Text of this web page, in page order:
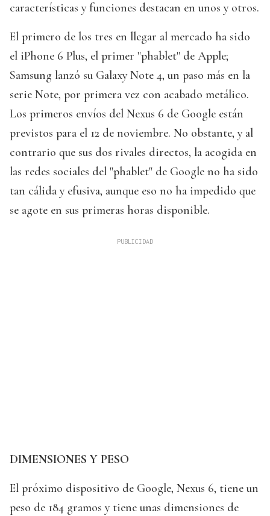
características y funciones destacan en unos y otros.
El primero de los tres en llegar al mercado ha sido
el iPhone 6 Plus, el primer "phablet" de Apple;
Samsung lanzó su Galaxy Note 4, un paso más en la
serie Note, por primera vez con acabado metálico.
Los primeros envíos del Nexus 6 de Google están
previstos para el 12 de noviembre. No obstante, y al
contrario que sus dos rivales directos, la acogida en
las redes sociales del "phablet" de Google no ha sido
tan cálida y efusiva, aunque eso no ha impedido que
se agote en sus primeras horas disponible.
DIMENSIONES Y PESO
El próximo dispositivo de Google, Nexus 6, tiene un
peso de 184 gramos y tiene unas dimensiones de